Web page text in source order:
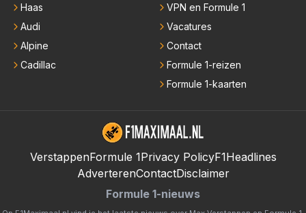
Haas
Audi
Alpine
Cadillac
VPN en Formule 1
Vacatures
Contact
Formule 1-reizen
Formule 1-kaarten
VerstappenFormule 1Privacy PolicyF1Headlines
AdverterenContactDisclaimer
Formule 1-nieuws